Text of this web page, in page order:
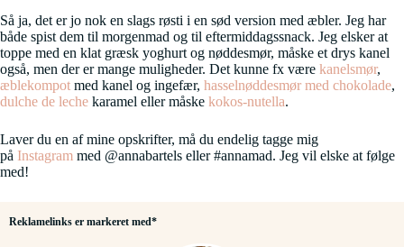
Så ja, det er jo nok en slags røsti i en sød version med æbler. Jeg har
både spist dem til morgenmad og til eftermiddagssnack. Jeg elsker at
toppe med en klat græsk yoghurt og nøddesmør, måske et drys kanel
også, men der er mange muligheder. Det kunne fx være kanelsmør,
æblekompot med kanel og ingefær, hasselnøddesmør med chokolade,
dulche de leche karamel eller måske kokos-nutella.
Laver du en af mine opskrifter, må du endelig tagge mig
på Instagram med @annabartels eller #annamad. Jeg vil elske at følge
med!
Reklamelinks er markeret med*